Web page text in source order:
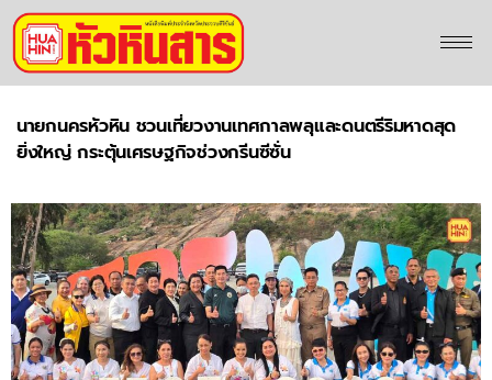
นายกนครหัวหิน ชวนเที่ยวงานเทศกาลพลุและดนตรีริมหาดสุด
ยิ่งใหญ่ กระตุ้นเศรษฐกิจช่วงกรีนซีซั่น